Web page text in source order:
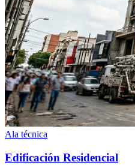
Ala técnica
Edificación Residencial